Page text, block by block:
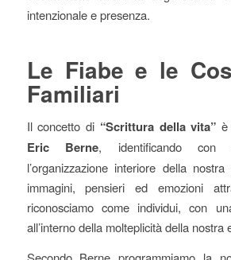
intenzionale e presenza.
Le Fiabe e le
Familiari
Il concetto di “Scrittura della vita” è
Eric Berne, identificando con
l’organizzazione interiore della
immagini, pensieri ed emozioni
riconosciamo come individui, con
all’interno della molteplicità della nostra